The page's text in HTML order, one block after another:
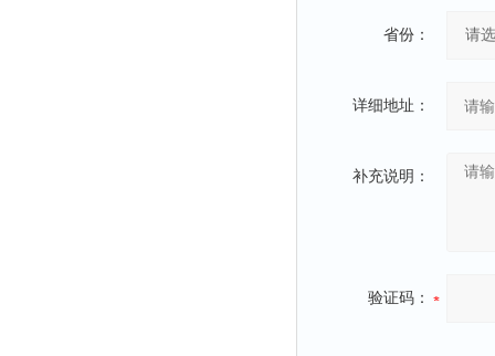
省份：
详细地址：
补充说明：
验证码：